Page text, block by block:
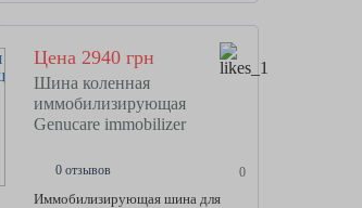
Цена 2940 грн
Шина коленная
иммобилизирующая
Genucare immobilizer
0 отзывов 0
Иммобилизирующая шина для